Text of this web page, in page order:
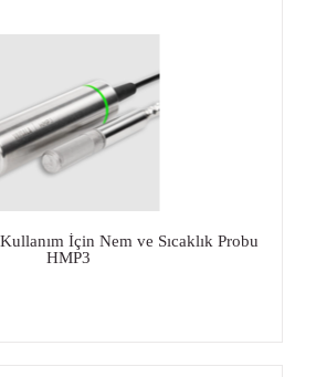
İçin Nem ve Sıcaklık Probu
HMP3